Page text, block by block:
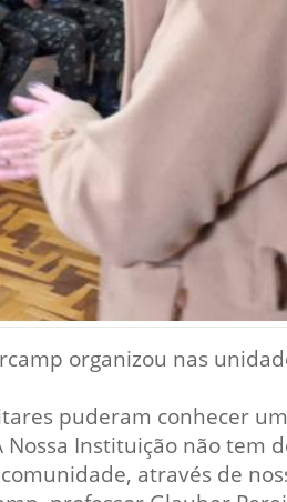
Fiscal -
2027
organizou nas
puderam conhecer
Instituição não tem
através de